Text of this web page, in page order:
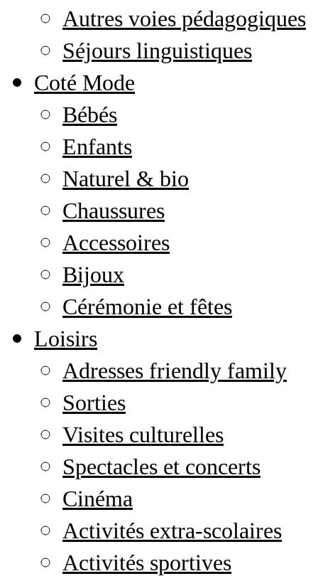
Autres voies pédagogiques
Séjours linguistiques
Coté Mode
Bébés
Enfants
Naturel & bio
Chaussures
Accessoires
Bijoux
Cérémonie et fêtes
Loisirs
Adresses friendly family
Sorties
Visites culturelles
Spectacles et concerts
Cinéma
Activités extra-scolaires
Activités sportives